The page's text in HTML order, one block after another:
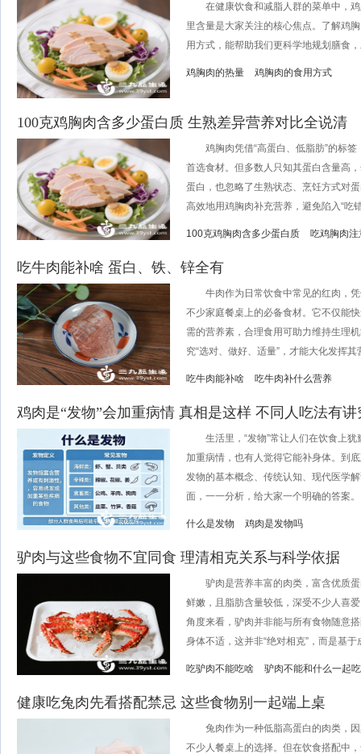
在健康饮食和减脂人群的菜单中，鸡
里含量是大家关注的核心焦点。了解鸡
用方式，能帮助我们更科学地规划膳食
鸡胸肉的热量 鸡胸肉的食用方式
100克鸡胸肉含多少蛋白质 生熟差异营养对比全说清
鸡胸肉凭借“高蛋白、低脂肪”的标签
首选食材。但多数人只知其蛋白含量高
蛋白，也忽略了生熟状态、烹饪方式对
高效地用鸡胸肉补充营养，避免陷入“吃
100克鸡胸肉含多少蛋白质 吃鸡胸肉注
吃牛肉能补啥 蛋白、铁、锌全有
牛肉作为日常饮食中常见的红肉，凭
不少家庭餐桌上的必备食材。它不仅能
需的营养素，合理食用可助力维持生理
究“选对、做好、适量”，才能大化发挥其
吃牛肉能补啥 吃牛肉补什么营养
鸡肉是“发物”会加重病情 真相是这样 不同人吃法有讲
生活里，“发物”常让人们在饮食上犹
加重病情，也有人觉得它能补身体。到
发物的基本概念、传统认知、现代医学
面，一一分析，给大家一个明确的答案
什么是发物 鸡肉是发物吗
驴肉与这些食物不宜同食 理清相克关系与科学依据
驴肉是营养丰富的肉类，富含优质蛋
鲜嫩，且脂肪含量较低，深受不少人喜
角度来看，驴肉并非能与所有食物随意
身体不适，这并非“绝对相克”，而是基于
吃驴肉不能吃啥 驴肉不能和什么一起吃
健康吃兔肉先看搭配禁忌 这些食物别一起端上桌
兔肉作为一种低脂高蛋白的肉类，因
不少人餐桌上的选择。但在饮食搭配中